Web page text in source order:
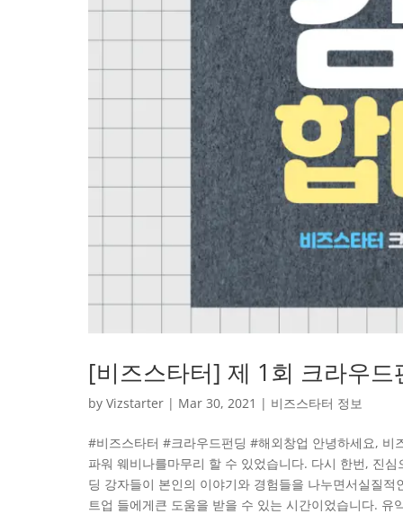
[비즈스타터] 제 1회 크라우
by Vizstarter | Mar 30, 2021 | 비즈스타터 정보
#비즈스타터 #크라우드펀딩 #해외창업 안녕하세요,
파워 웨비나를마무리 할 수 있었습니다. 다시 한번, 진
딩 강자들이 본인의 이야기와 경험들을 나누면서실질
트업 들에게큰 도움을 받을 수 있는 시간이었습니다.